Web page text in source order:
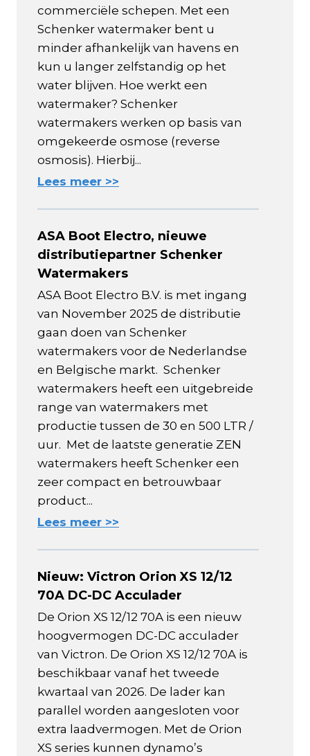
commerciële schepen. Met een
Schenker watermaker bent u
minder afhankelijk van havens en
kun u langer zelfstandig op het
water blijven. Hoe werkt een
watermaker? Schenker
watermakers werken op basis van
omgekeerde osmose (reverse
osmosis). Hierbij...
Lees meer >>
ASA Boot Electro, nieuwe
distributiepartner Schenker
Watermakers
ASA Boot Electro B.V. is met ingang
van November 2025 de distributie
gaan doen van Schenker
watermakers voor de Nederlandse
en Belgische markt. Schenker
watermakers heeft een uitgebreide
range van watermakers met
productie tussen de 30 en 500 LTR /
uur. Met de laatste generatie ZEN
watermakers heeft Schenker een
zeer compact en betrouwbaar
product...
Lees meer >>
Nieuw: Victron Orion XS 12/12
70A DC-DC Acculader
De Orion XS 12/12 70A is een nieuw
hoogvermogen DC-DC acculader
van Victron. De Orion XS 12/12 70A is
beschikbaar vanaf het tweede
kwartaal van 2026. De lader kan
parallel worden aangesloten voor
extra laadvermogen. Met de Orion
XS series kunnen dynamo’s